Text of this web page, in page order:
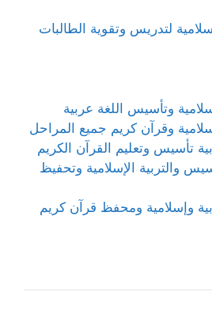
لتدريس وتقوية الطالبات
وتأسيس اللغة عربية
وقرآن كريم جميع المراحل
تأسيس وتعليم القرآن الكريم
والتربية الإسلامية وتحفيظ
وإسلامية ومحفظ قرآن كريم